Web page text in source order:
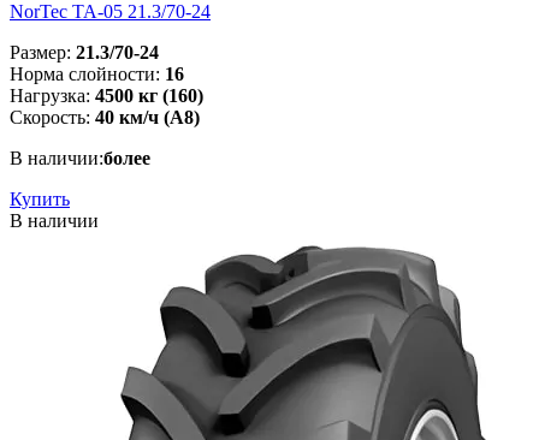
NorTec TA-05 21.3/70-24
Размер: 21.3/70-24
Норма слойности: 16
Нагрузка: 4500 кг (160)
Скорость: 40 км/ч (А8)
В наличии:более
Купить
В наличии